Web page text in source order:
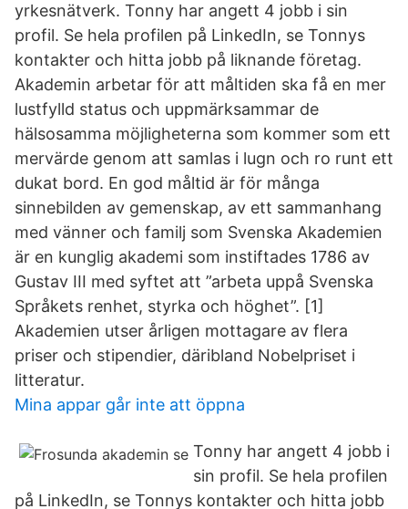
yrkesnätverk. Tonny har angett 4 jobb i sin
profil. Se hela profilen på LinkedIn, se Tonnys
kontakter och hitta jobb på liknande företag.
Akademin arbetar för att måltiden ska få en mer
lustfylld status och uppmärksammar de
hälsosamma möjligheterna som kommer som ett
mervärde genom att samlas i lugn och ro runt ett
dukat bord. En god måltid är för många
sinnebilden av gemenskap, av ett sammanhang
med vänner och familj som Svenska Akademien
är en kunglig akademi som instiftades 1786 av
Gustav III med syftet att ”arbeta uppå Svenska
Språkets renhet, styrka och höghet”. [1]
Akademien utser årligen mottagare av flera
priser och stipendier, däribland Nobelpriset i
litteratur.
Mina appar går inte att öppna
Tonny har angett 4 jobb i
sin profil. Se hela profilen
på LinkedIn, se Tonnys kontakter och hitta jobb